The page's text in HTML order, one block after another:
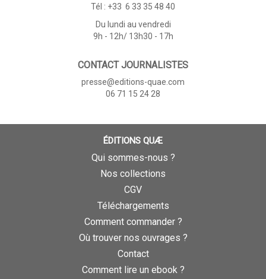
Tél : +33 6 33 35 48 40
Du lundi au vendredi
9h - 12h/ 13h30 - 17h
CONTACT JOURNALISTES
presse@editions-quae.com
06 71 15 24 28
ÉDITIONS QUÆ
Qui sommes-nous ?
Nos collections
CGV
Téléchargements
Comment commander ?
Où trouver nos ouvrages ?
Contact
Comment lire un ebook ?